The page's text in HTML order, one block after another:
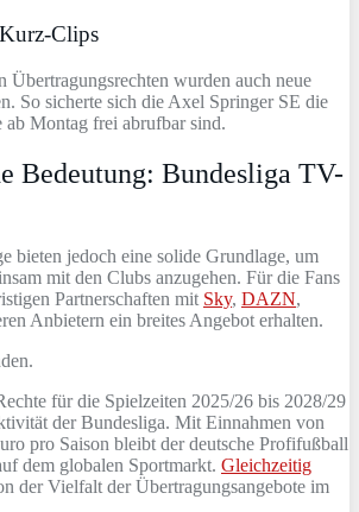
Clips
Übertragungsrechten wurden auch neue
So sicherte sich die Axel Springer SE die
Montag frei abrufbar sind.
Bedeutung: Bundesliga TV-
bieten jedoch eine solide Grundlage, um
mit den Clubs anzugehen. Für die Fans
Partnerschaften mit Sky, DAZN,
Anbietern ein breites Angebot erhalten.
für die Spielzeiten 2025/26 bis 2028/29
der Bundesliga. Mit Einnahmen von
pro Saison bleibt der deutsche Profifußball
dem globalen Sportmarkt. Gleichzeitig
der Vielfalt der Übertragungsangebote im